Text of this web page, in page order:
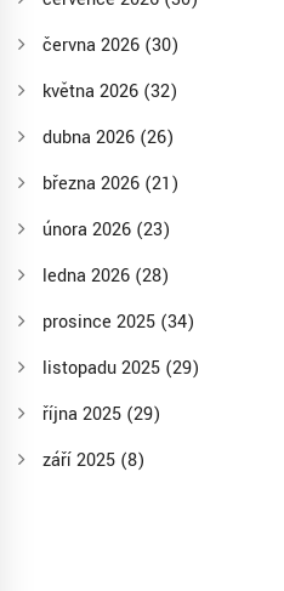
června 2026 (30)
května 2026 (32)
dubna 2026 (26)
března 2026 (21)
února 2026 (23)
ledna 2026 (28)
prosince 2025 (34)
listopadu 2025 (29)
října 2025 (29)
září 2025 (8)